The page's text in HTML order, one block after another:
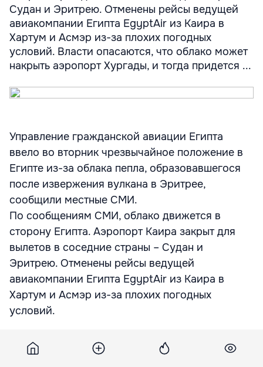
Судан и Эритрею. Отменены рейсы ведущей
авиакомпании Египта EgyptAir из Каира в
Хартум и Асмэр из-за плохих погодных
условий. Власти опасаются, что облако может
накрыть аэропорт Хургады, и тогда придется ...
Управление гражданской авиации Египта
ввело во вторник чрезвычайное положение в
Египте из-за облака пепла, образовавшегося
после извержения вулкана в Эритрее,
сообщили местные СМИ.
По сообщениям СМИ, облако движется в
сторону Египта. Аэропорт Каира закрыт для
вылетов в соседние страны – Судан и
Эритрею. Отменены рейсы ведущей
авиакомпании Египта EgyptAir из Каира в
Хартум и Асмэр из-за плохих погодных
условий.
Власти опасаются, что облако может накрыть